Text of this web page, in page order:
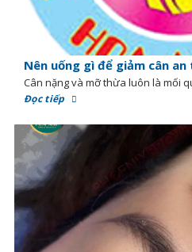
Nên uống gì để giảm cân
Cân nặng và mỡ thừa luôn là mối
Đọc tiếp